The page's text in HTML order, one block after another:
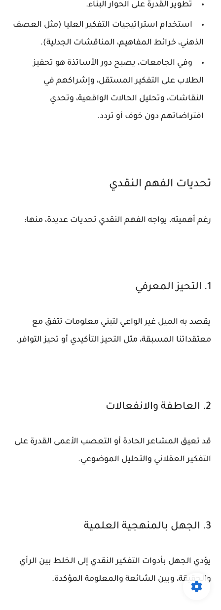
تطوير القدرة على الحوار البناء.
استخدام استراتيجيات التفكير العليا (مثل العصف
الذهني، خرائط المفاهيم، المناقشات الجدلية).
وفي الجامعات، يصبح دور الأساتذة هو تحفيز
الطلاب على التفكير المستقل، وإشراكهم في
النقاشات، وتحليل الحالات الواقعية، وتحدي
افتراضاتهم دون خوف أو تردد.
تحديات الفهم النقدي
رغم أهميته، يواجه الفهم النقدي تحديات عديدة، منها:
1. التحيز المعرفي
يقصد به الميل غير الواعي لتبني معلومات تتفق مع
معتقداتنا المسبقة، مثل التحيز التأكيدي أو تحيز التوافر.
2. العاطفة والانفعالات
قد تعيق المشاعر الحادة أو التعصب الأعمى القدرة على
التفكير العقلاني والتحليل الموضوعي.
3. الجهل بالمنهجية العلمية
يؤدي الجهل بأدوات التفكير النقدي إلى الخلط بين الرأي
والحقيقة، وبين الشائعة والمعلومة المؤكدة.